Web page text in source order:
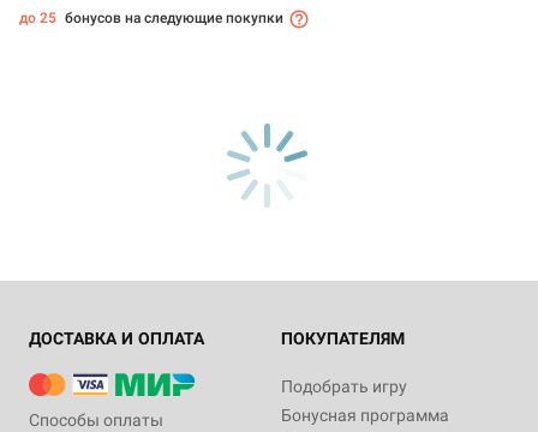
до 25 бонусов на следующие покупки
ДОСТАВКА И ОПЛАТА
Способы оплаты
ПОКУПАТЕЛЯМ
Подобрать игру
Бонусная программа